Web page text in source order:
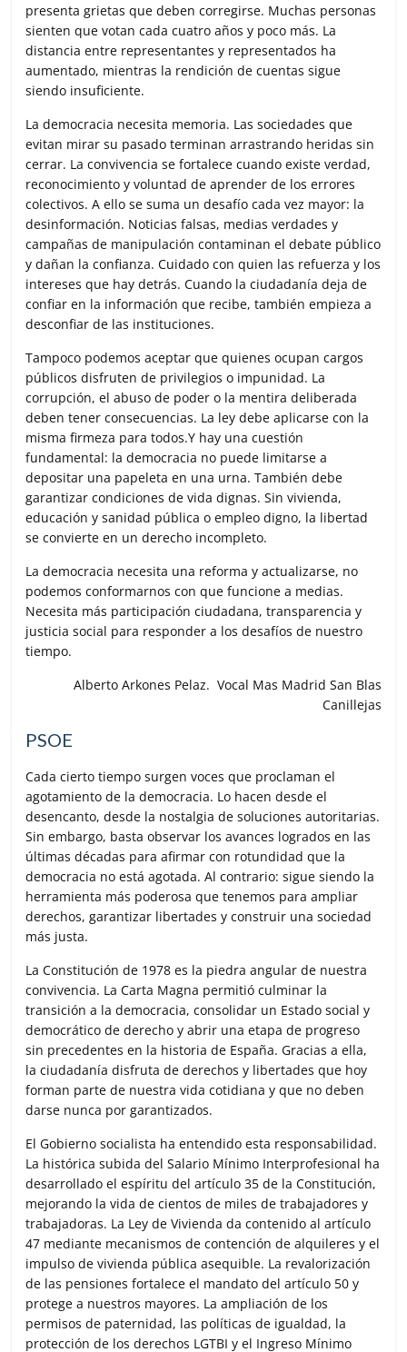
presenta grietas que deben corregirse. Muchas personas
sienten que votan cada cuatro años y poco más. La
distancia entre representantes y representados ha
aumentado, mientras la rendición de cuentas sigue
siendo insuficiente.
La democracia necesita memoria. Las sociedades que
evitan mirar su pasado terminan arrastrando heridas sin
cerrar. La convivencia se fortalece cuando existe verdad,
reconocimiento y voluntad de aprender de los errores
colectivos. A ello se suma un desafío cada vez mayor: la
desinformación. Noticias falsas, medias verdades y
campañas de manipulación contaminan el debate público
y dañan la confianza. Cuidado con quien las refuerza y los
intereses que hay detrás. Cuando la ciudadanía deja de
confiar en la información que recibe, también empieza a
desconfiar de las instituciones.
Tampoco podemos aceptar que quienes ocupan cargos
públicos disfruten de privilegios o impunidad. La
corrupción, el abuso de poder o la mentira deliberada
deben tener consecuencias. La ley debe aplicarse con la
misma firmeza para todos.Y hay una cuestión
fundamental: la democracia no puede limitarse a
depositar una papeleta en una urna. También debe
garantizar condiciones de vida dignas. Sin vivienda,
educación y sanidad pública o empleo digno, la libertad
se convierte en un derecho incompleto.
La democracia necesita una reforma y actualizarse, no
podemos conformarnos con que funcione a medias.
Necesita más participación ciudadana, transparencia y
justicia social para responder a los desafíos de nuestro
tiempo.
Alberto Arkones Pelaz. Vocal Mas Madrid San Blas
Canillejas
PSOE
Cada cierto tiempo surgen voces que proclaman el
agotamiento de la democracia. Lo hacen desde el
desencanto, desde la nostalgia de soluciones autoritarias.
Sin embargo, basta observar los avances logrados en las
últimas décadas para afirmar con rotundidad que la
democracia no está agotada. Al contrario: sigue siendo la
herramienta más poderosa que tenemos para ampliar
derechos, garantizar libertades y construir una sociedad
más justa.
La Constitución de 1978 es la piedra angular de nuestra
convivencia. La Carta Magna permitió culminar la
transición a la democracia, consolidar un Estado social y
democrático de derecho y abrir una etapa de progreso
sin precedentes en la historia de España. Gracias a ella,
la ciudadanía disfruta de derechos y libertades que hoy
forman parte de nuestra vida cotidiana y que no deben
darse nunca por garantizados.
El Gobierno socialista ha entendido esta responsabilidad.
La histórica subida del Salario Mínimo Interprofesional ha
desarrollado el espíritu del artículo 35 de la Constitución,
mejorando la vida de cientos de miles de trabajadores y
trabajadoras. La Ley de Vivienda da contenido al artículo
47 mediante mecanismos de contención de alquileres y el
impulso de vivienda pública asequible. La revalorización
de las pensiones fortalece el mandato del artículo 50 y
protege a nuestros mayores. La ampliación de los
permisos de paternidad, las políticas de igualdad, la
protección de los derechos LGTBI y el Ingreso Mínimo